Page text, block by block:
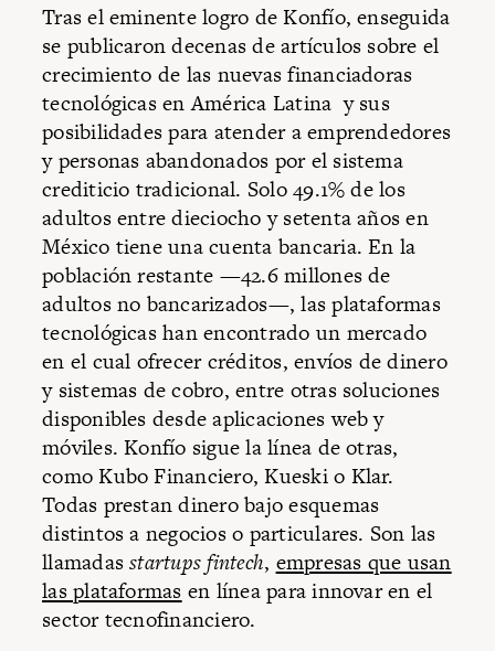
Tras el eminente logro de Konfío, enseguida
se publicaron decenas de artículos sobre el
crecimiento de las nuevas financiadoras
tecnológicas en América Latina y sus
posibilidades para atender a emprendedores
y personas abandonados por el sistema
crediticio tradicional. Solo 49.1% de los
adultos entre dieciocho y setenta años en
México tiene una cuenta bancaria. En la
población restante —42.6 millones de
adultos no bancarizados—, las plataformas
tecnológicas han encontrado un mercado
en el cual ofrecer créditos, envíos de dinero
y sistemas de cobro, entre otras soluciones
disponibles desde aplicaciones web y
móviles. Konfío sigue la línea de otras,
como Kubo Financiero, Kueski o Klar.
Todas prestan dinero bajo esquemas
distintos a negocios o particulares. Son las
llamadasstartups fintech, empresas que usan
las plataformas en línea para innovar en el
sector tecnofinanciero.